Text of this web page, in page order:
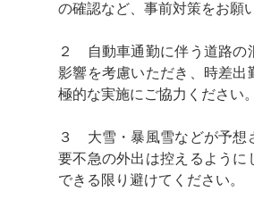
の確認など、事前対策をお願
２ 自動車通勤に伴う道路の
影響を考慮いただき、時差出
極的な実施にご協力ください。
３ 大雪・暴風雪などが予想
要不急の外出は控えるように
できる限り避けてください。